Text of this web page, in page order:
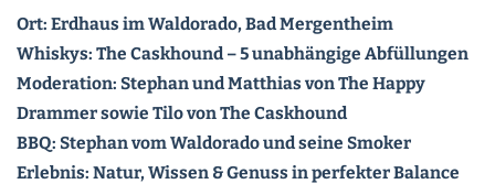
Ort: Erdhaus im Waldorado, Bad Mergentheim
Whiskys: The Caskhound – 5 unabhängige Abfüllungen
Moderation: Stephan und Matthias von The Happy
Drammer sowie Tilo von The Caskhound
BBQ: Stephan vom Waldorado und seine Smoker
Erlebnis: Natur, Wissen & Genuss in perfekter Balance